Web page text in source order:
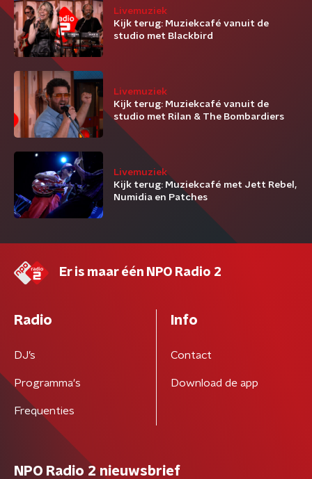
Livemuziek
Kijk terug: Muziekcafé vanuit de
studio met Blackbird
Livemuziek
Kijk terug: Muziekcafé vanuit de
studio met Rilan & The Bombardiers
Livemuziek
Kijk terug: Muziekcafé met Jett Rebel,
Numidia en Patches
Er is maar één NPO Radio 2
Radio
DJ’s
Programma's
Frequenties
Info
Contact
Download de app
NPO Radio 2 nieuwsbrief